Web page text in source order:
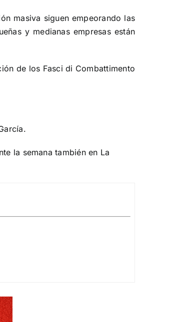
masiva siguen empeorando las
y medianas empresas están
de los Fasci di Combattimento
la semana también en La